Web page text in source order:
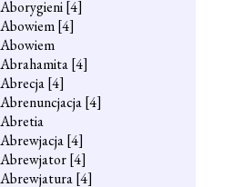
Aborygieni[4]
Abowiem[4]
Abowiem
Abrahamita[4]
Abrecja[4]
Abrenuncjacja[4]
Abretia
Abrewjacja[4]
Abrewjator[4]
Abrewjatura[4]